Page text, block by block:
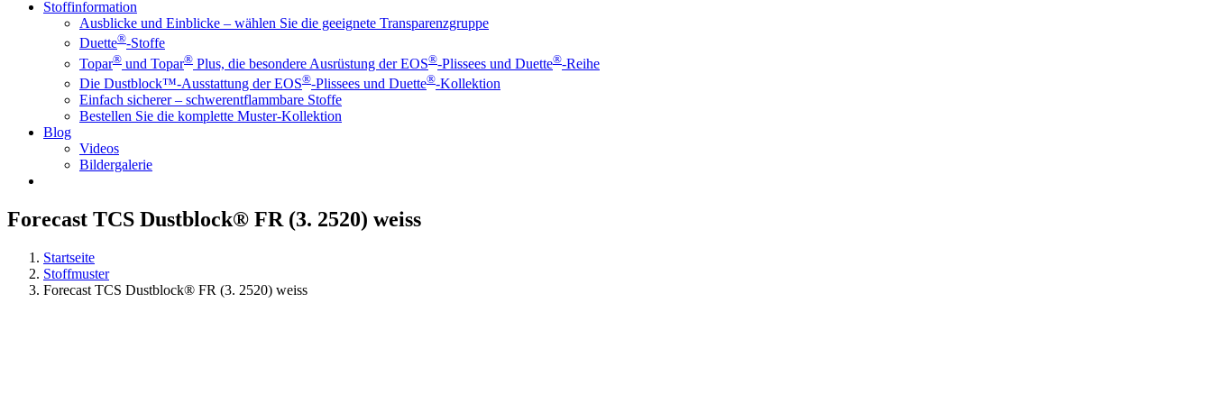
Stoffinformation
Ausblicke und Einblicke – wählen Sie die geeignete Transparenzgruppe
Duette®-Stoffe
Topar® und Topar® Plus, die besondere Ausrüstung der EOS®-Plissees und Duette®-Reihe
Die Dustblock™-Ausstattung der EOS®-Plissees und Duette®-Kollektion
Einfach sicherer – schwerentflammbare Stoffe
Bestellen Sie die komplette Muster-Kollektion
Blog
Videos
Bildergalerie
Forecast TCS Dustblock® FR (3. 2520) weiss
Startseite
Stoffmuster
Forecast TCS Dustblock® FR (3. 2520) weiss